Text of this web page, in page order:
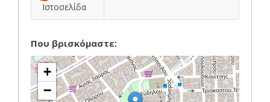
Ιστοσελίδα
Που βρισκόμαστε:
+
−